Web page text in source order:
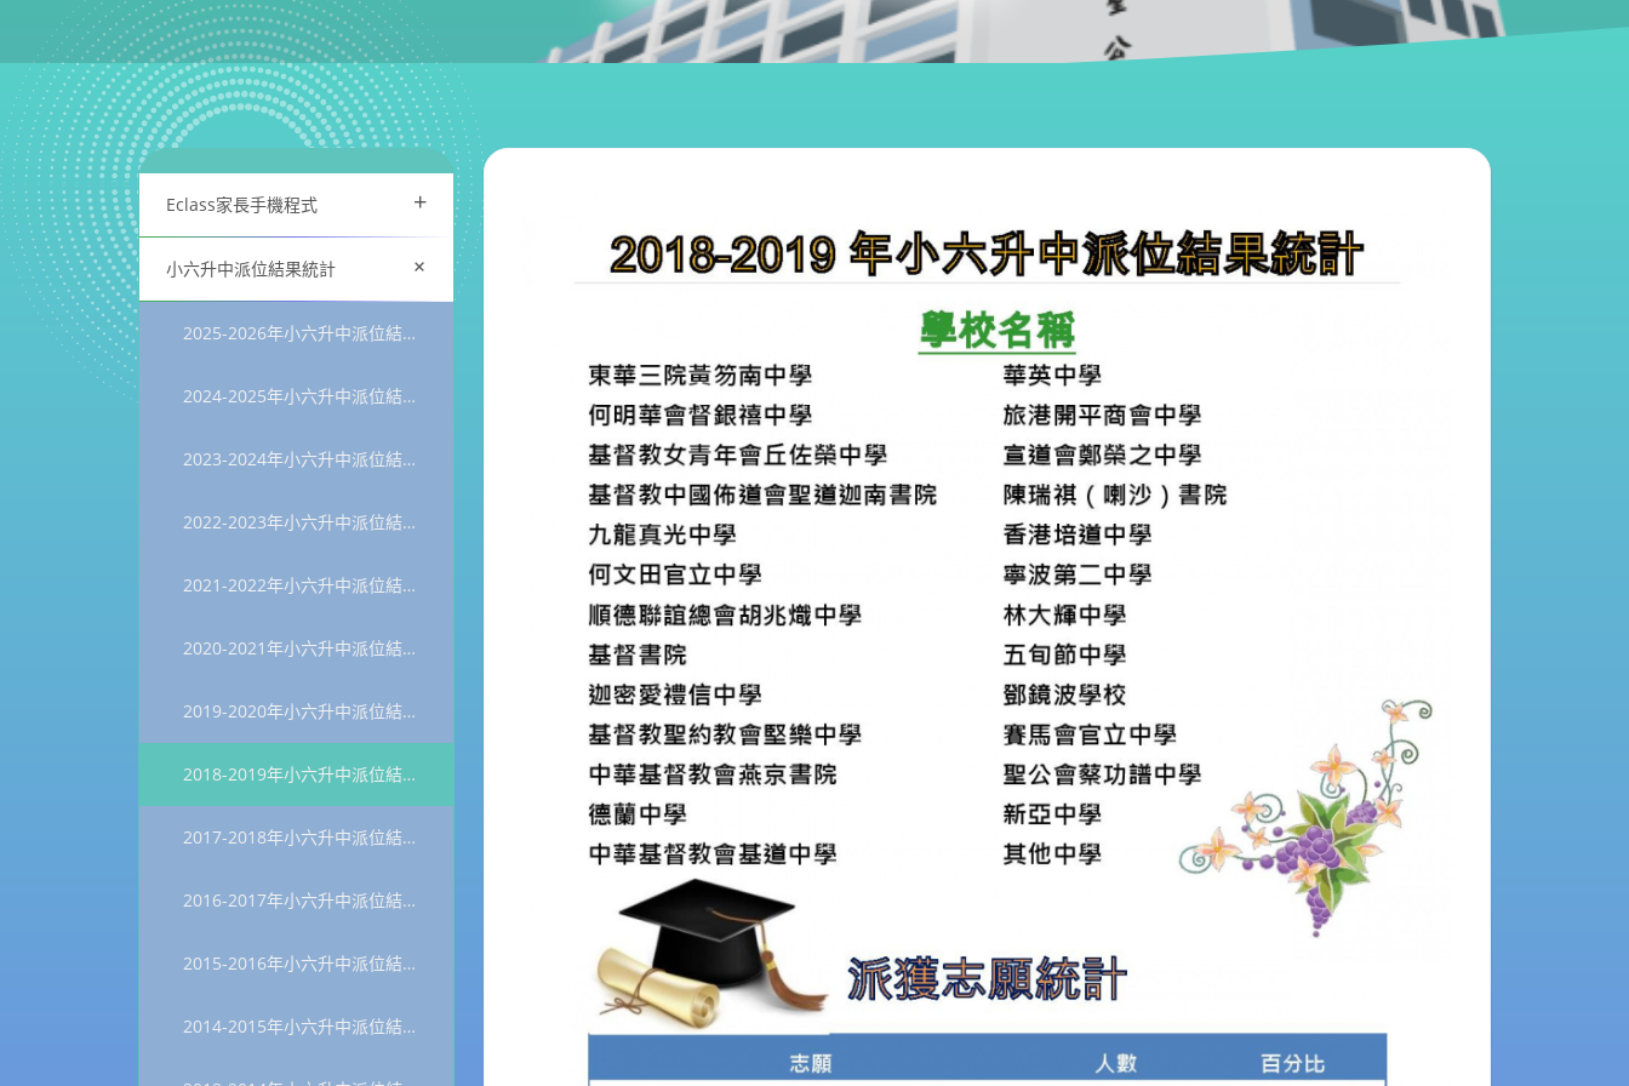
Eclass家長手機程式 +
小六升中派位結果統計 +
2025-2026年小六升中派位結果統計
2024-2025年小六升中派位結果統計
2023-2024年小六升中派位結果統計
2022-2023年小六升中派位結果統計
2021-2022年小六升中派位結果統計
2020-2021年小六升中派位結果統計
2019-2020年小六升中派位結果統計
2018-2019年小六升中派位結果統計
2017-2018年小六升中派位結果統計
2016-2017年小六升中派位結果統計
2015-2016年小六升中派位結果統計
2014-2015年小六升中派位結果統計